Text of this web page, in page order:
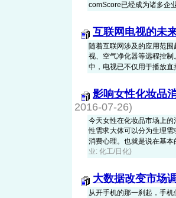
comScore已经成为诸多企
互联网电视的未
随着互联网涉及的应用范
视、空气净化器等远程控
中，电视已不仅用于播放
影响女性化妆品
2016-07-26)
今天女性在化妆品市场上
性需求大体可以分为生理
消费心理。也就是说在基
业: 化工/日化)
大数据改变市场
从开手机的那一刹起，手